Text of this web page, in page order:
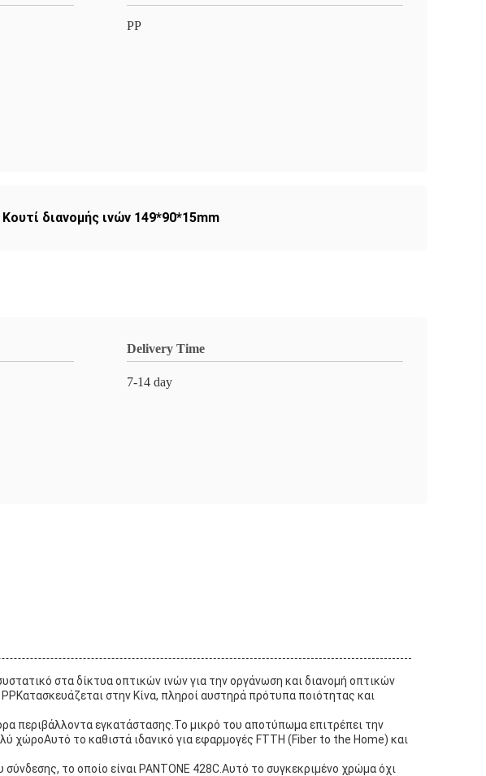
PP
Κουτί διανομής ινών 149*90*15mm
Delivery Time
7-14 day
στα δίκτυα οπτικών ινών για την οργάνωση και διανομή οπτικών
στην Κίνα, πληροί αυστηρά πρότυπα ποιότητας και
περιβάλλοντα εγκατάστασης.Το μικρό του αποτύπωμα επιτρέπει την
χώροΑυτό το καθιστά ιδανικό για εφαρμογές FTTH (Fiber to the Home) και
το οποίο είναι PANTONE 428C.Αυτό το συγκεκριμένο χρώμα όχι